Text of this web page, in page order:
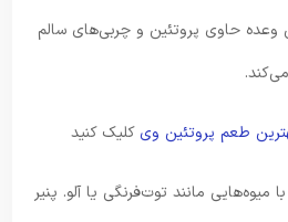
وعده حاوی پروتئین و چربی‌های سالم
طعم پروتئین وی کلیک کنید
مانند توت‌فرنگی یا آلو. پنیر